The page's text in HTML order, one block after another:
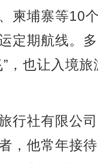
柬埔寨等10
定期航线。
，也让入境旅
社有限公
，他常年接